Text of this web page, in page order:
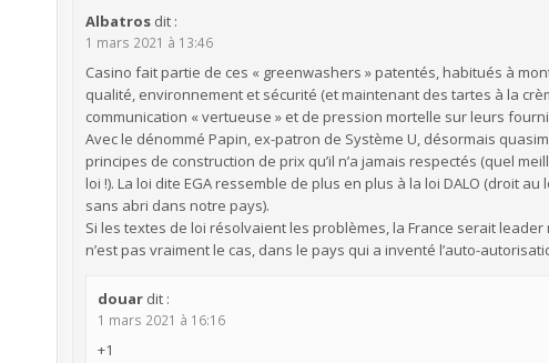
Albatros dit :
1 mars 2021 à 13:46
Casino fait partie de ces « greenwashers » patentés, habitués à
qualité, environnement et sécurité (et maintenant des tartes à la
communication « vertueuse » et de pression mortelle sur leurs
Avec le dénommé Papin, ex-patron de Système U, désormais
principes de construction de prix qu’il n’a jamais respectés (quel
loi !). La loi dite EGA ressemble de plus en plus à la loi DALO (droit
sans abri dans notre pays).
Si les textes de loi résolvaient les problèmes, la France serait
n’est pas vraiment le cas, dans le pays qui a inventé l’auto-
douar dit :
1 mars 2021 à 16:16
+1